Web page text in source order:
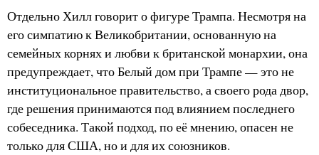
Отдельно Хилл говорит о фигуре Трампа. Несмотря на
его симпатию к Великобритании, основанную на
семейных корнях и любви к британской монархии, она
предупреждает, что Белый дом при Трампе — это не
институциональное правительство, а своего рода двор,
где решения принимаются под влиянием последнего
собеседника. Такой подход, по её мнению, опасен не
только для США, но и для их союзников.